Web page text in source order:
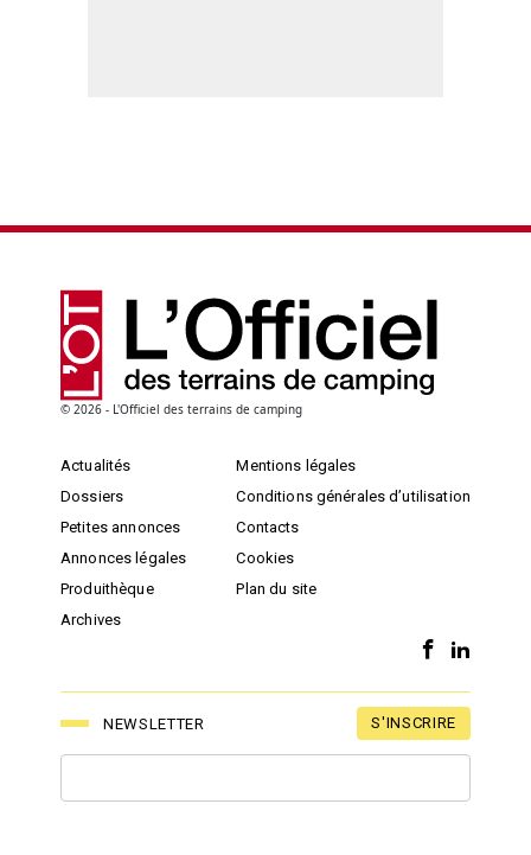
© 2026 - L'Officiel des terrains de camping
Actualités
Dossiers
Petites annonces
Annonces légales
Produithèque
Archives
Mentions légales
Conditions générales d’utilisation
Contacts
Cookies
Plan du site
NEWSLETTER S'INSCRIRE